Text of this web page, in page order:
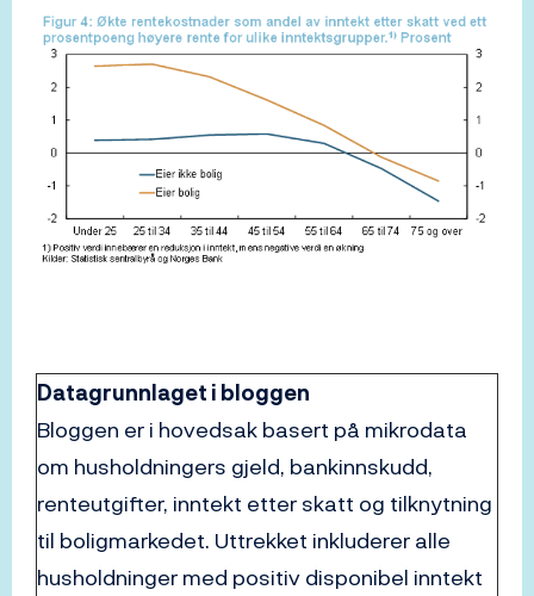
Datagrunnlaget i bloggen
Bloggen er i hovedsak basert på mikrodata
om husholdningers gjeld, bankinnskudd,
renteutgifter, inntekt etter skatt og tilknytning
til boligmarkedet. Uttrekket inkluderer alle
husholdninger med positiv disponibel inntekt